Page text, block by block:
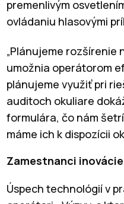
premenlivým
ovládaniu hlasovými
„Plánujeme rozšírenie
umožnia operátorom
plánujeme využiť pri
auditoch okuliare
formulára, čo nám
máme ich k dispozícii
Zamestnanci
Úspech technológií v